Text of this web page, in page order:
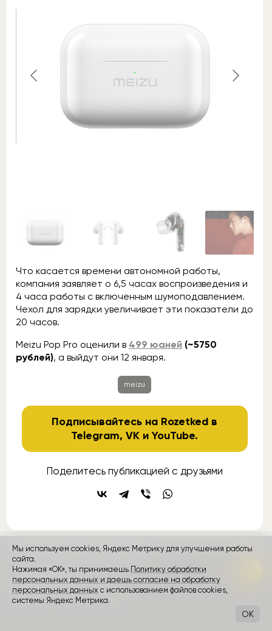
Что касается времени автономной работы,
компания заявляет о 6,5 часах воспроизведения и
4 часа работы с включенным шумоподавлением.
Чехол для зарядки увеличивает эти показатели до
20 часов.
Meizu Pop Pro оценили в 499 юаней (~5750
рублей), а выйдут они 12 января.
meizu
Подписывайтесь на Rozetked в
Telegram,VK иYouTube.
Поделитесь публикацией с друзьями
контакты
Rozetked © 2026
Пользовательское соглашение
Мы используем cookies, Яндекс Метрику для улучшения работы
сайта.
Нажимая «ОК», ты принимаешь Политику обработки
персональных данных и даешь согласие на обработку
персональных данных с использованием файлов cookies,
системы Яндекс Метрика.
OK